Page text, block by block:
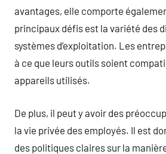
avantages, elle comporte
principaux défis est la variété des
systèmes d’exploitation. Les
à ce que leurs outils soient
appareils utilisés.
De plus, il peut y avoir des
la vie privée des employés. Il est
des politiques claires sur la